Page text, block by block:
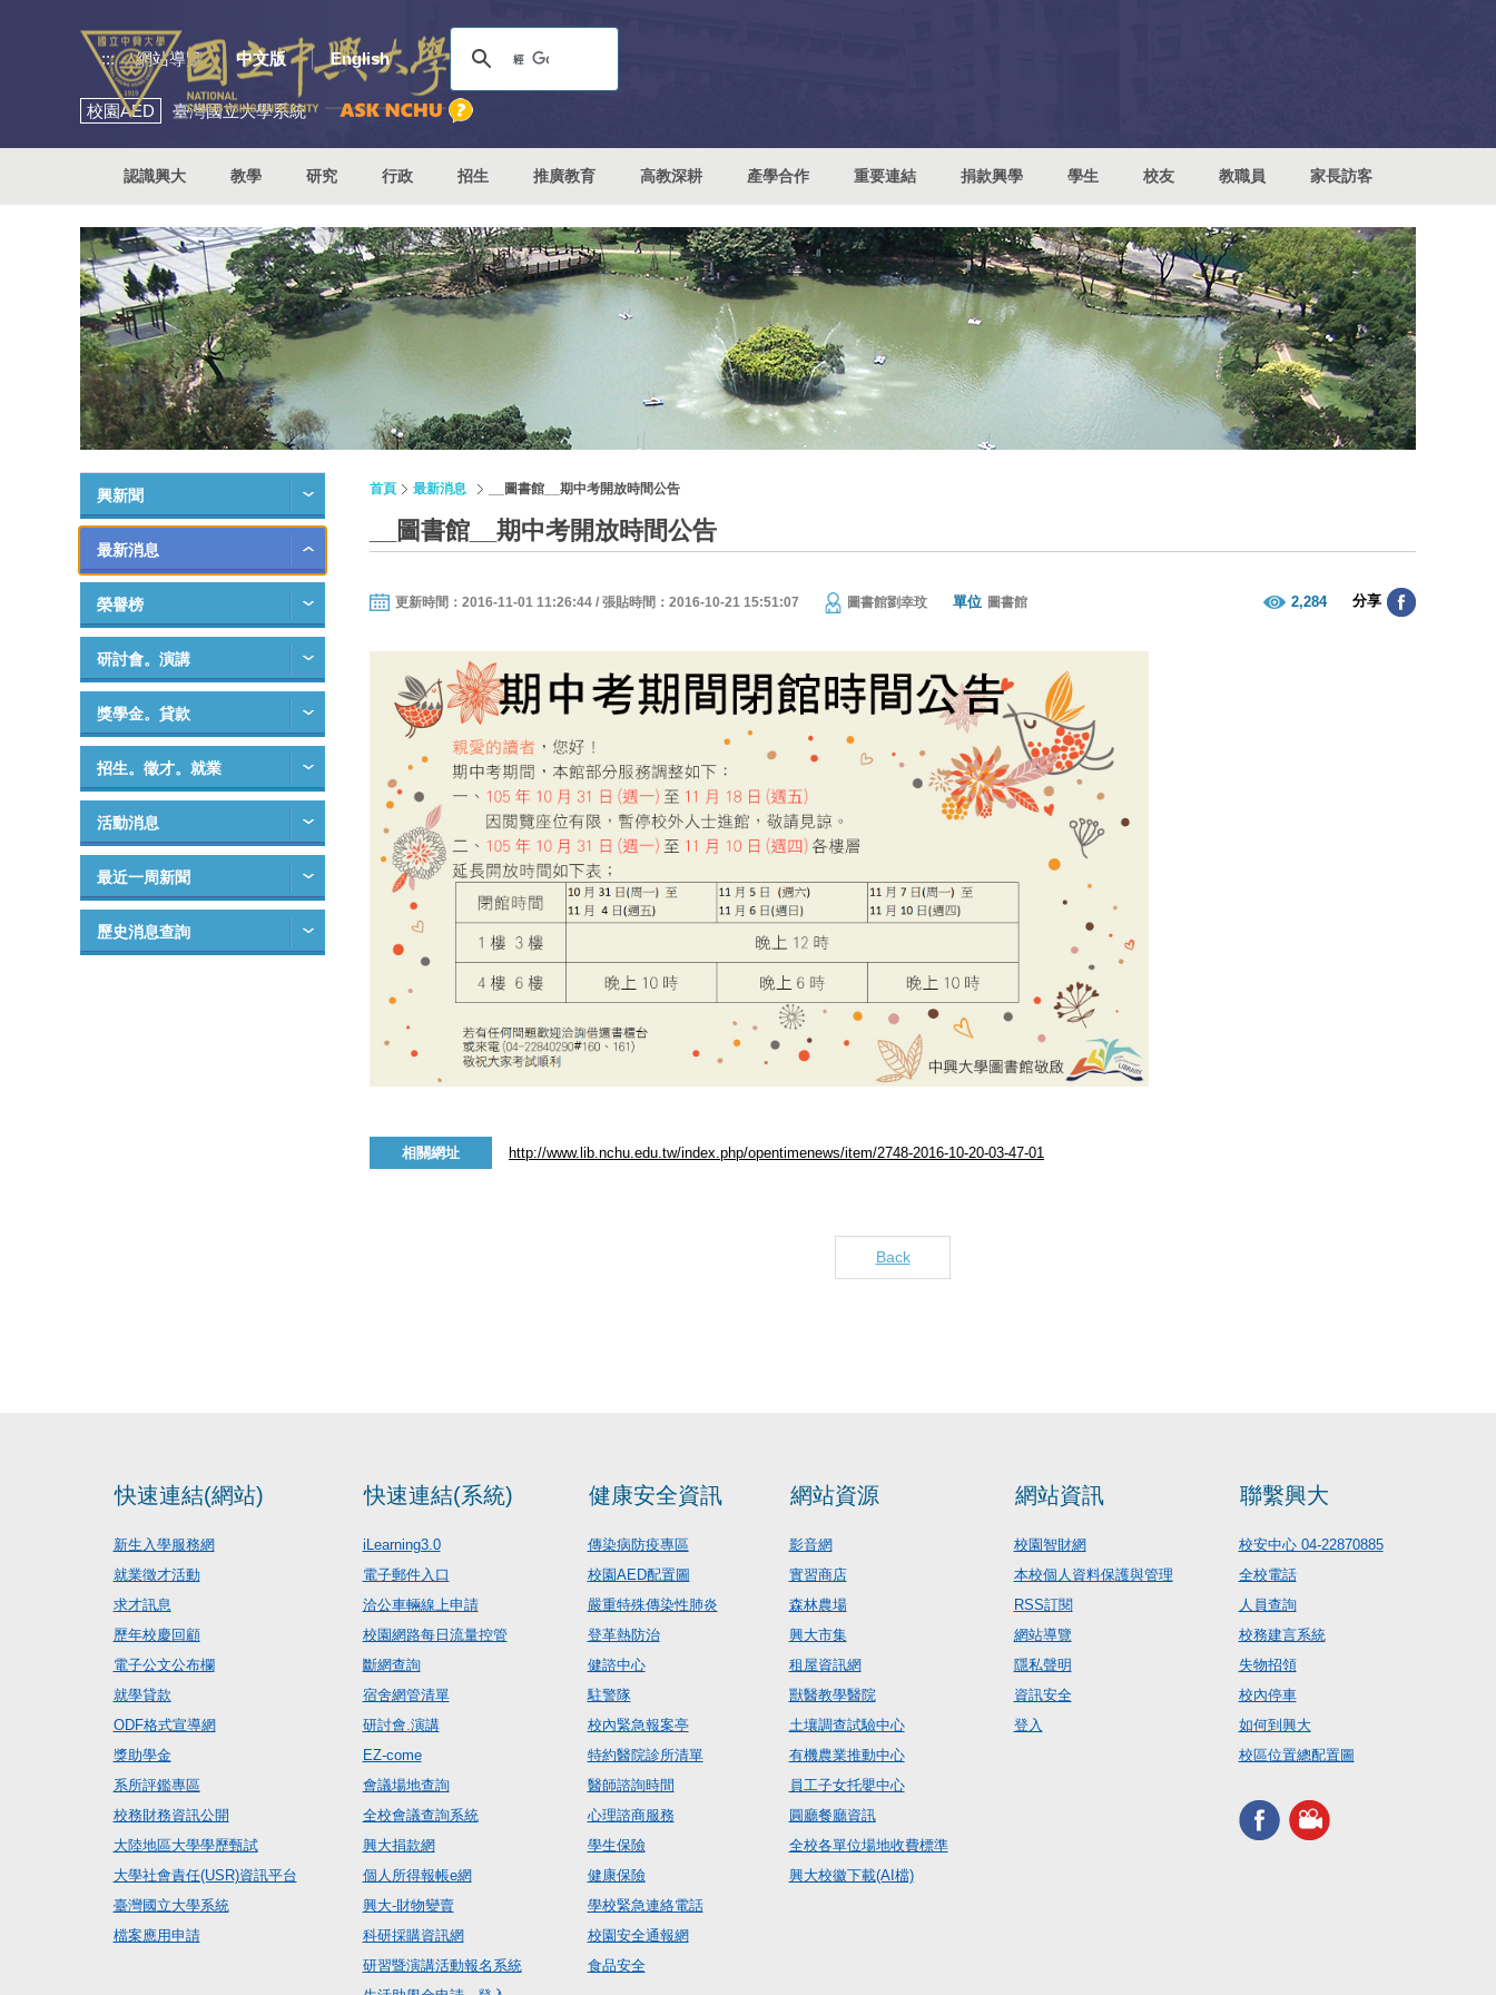
::: 網站導覽 中文版 English
校園AED 臺灣國立大學系統
認識興大 教學 研究 行政 招生 推廣教育 高教深耕 產學合作 重要連結 捐款興學 學生 校友 教職員 家長訪客
興新聞
最新消息
榮譽榜
研討會。演講
獎學金。貸款
招生。徵才。就業
活動消息
最近一周新聞
歷史消息查詢
首頁 最新消息 __圖書館__期中考開放時間公告
__圖書館__期中考開放時間公告
更新時間：2016-11-01 11:26:44 / 張貼時間：2016-10-21 15:51:07 圖書館劉幸玟 單位 圖書館 2,284 分享
相關網址 http://www.lib.nchu.edu.tw/index.php/opentimenews/item/2748-2016-10-20-03-47-01
Back
快速連結(網站)
新生入學服務網
就業徵才活動
求才訊息
歷年校慶回顧
電子公文公布欄
就學貸款
ODF格式宣導網
獎助學金
系所評鑑專區
校務財務資訊公開
大陸地區大學學歷甄試
大學社會責任(USR)資訊平台
臺灣國立大學系統
檔案應用申請
快速連結(系統)
iLearning3.0
電子郵件入口
洽公車輛線上申請
校園網路每日流量控管
斷網查詢
宿舍網管清單
研討會.演講
EZ-come
會議場地查詢
全校會議查詢系統
興大捐款網
個人所得報帳e網
興大-財物變賣
科研採購資訊網
研習暨演講活動報名系統
健康安全資訊
傳染病防疫專區
校園AED配置圖
嚴重特殊傳染性肺炎
登革熱防治
健諮中心
駐警隊
校內緊急報案亭
特約醫院診所清單
醫師諮詢時間
心理諮商服務
學生保險
健康保險
學校緊急連絡電話
校園安全通報網
食品安全
網站資源
影音網
實習商店
森林農場
興大市集
租屋資訊網
獸醫教學醫院
土壤調查試驗中心
有機農業推動中心
員工子女托嬰中心
圓廳餐廳資訊
全校各單位場地收費標準
興大校徽下載(AI檔)
網站資訊
校園智財網
本校個人資料保護與管理
RSS訂閱
網站導覽
隱私聲明
資訊安全
登入
聯繫興大
校安中心 04-22870885
全校電話
人員查詢
校務建言系統
失物招領
校內停車
如何到興大
校區位置總配置圖